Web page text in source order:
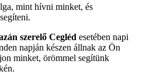
mint hívni minket, és
szerelő Cegléd esetében napi
napján készen állnak az Ön
minket, örömmel segítünk